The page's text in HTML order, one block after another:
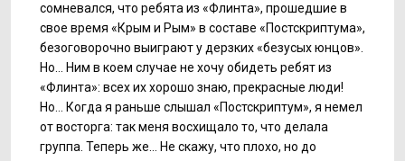
сомневался, что ребята из «Флинта», прошедшие в
свое время «Крым и Рым» в составе «Постскриптума»,
безоговорочно выиграют у дерзких «безусых юнцов».
Но… Ним в коем случае не хочу обидеть ребят из
«Флинта»: всех их хорошо знаю, прекрасные люди!
Но… Когда я раньше слышал «Постскриптум», я немел
от восторга: так меня восхищало то, что делала
группа. Теперь же… Не скажу, что плохо, но до